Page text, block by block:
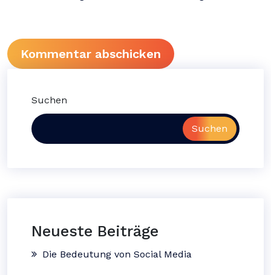
Suchen
Suchen
Neueste Beiträge
Die Bedeutung von Social Media